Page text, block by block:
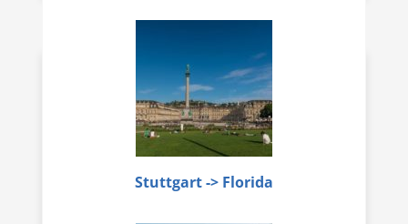
Stuttgart -> Florida